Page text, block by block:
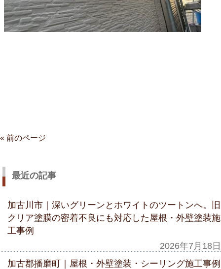
« 前のページ
最近の記事
加古川市｜深いグリーンとホワイトのツートンへ。旧
クリア塗膜の密着不良にも対応した屋根・外壁塗装施
工事例
2026年7月18日
加古郡播磨町｜屋根・外壁塗装・シーリング施工事例